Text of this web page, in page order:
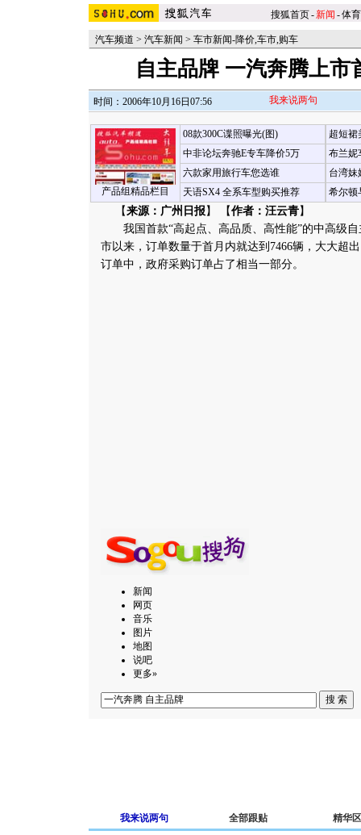
搜狐首页-新闻 -体育
汽车频道 > 汽车新闻 > 车市新闻-降价,车市,购车
自主品牌 一汽奔腾上市
时间：2006年10月16日07:56 我来说两句
产品组精品栏目
08款300C谍照曝光(图)
中非论坛奔驰E专车降价5万
六款家用旅行车您选谁
天语SX4 全系车型购买推荐
超短裙
布兰妮
台湾妹
希尔顿
【来源：广州日报】 【作者：汪云青】
我国首款“高起点、高品质、高性能”的中高级自
市以来，订单数量于首月内就达到7466辆，大大超
订单中，政府采购订单占了相当一部分。
新闻
网页
音乐
图片
地图
说吧
更多»
我来说两句 全部跟贴 精华区